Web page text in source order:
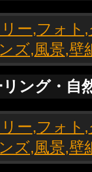
ング・自